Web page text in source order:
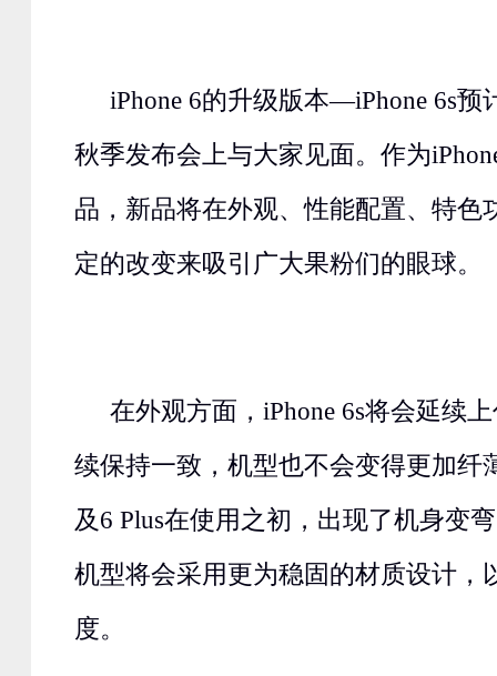
iPhone 6的升级版本—iPhone 6s预
秋季发布会上与大家见面。作为
品，新品将在外观、性能配置、特色
定的改变来吸引广大果粉们的眼球。
在外观方面，iPhone 6s将会延续
续保持一致，机型也不会变得更加纤
及6 Plus在使用之初，出现了机身变
机型将会采用更为稳固的材质设计，
度。